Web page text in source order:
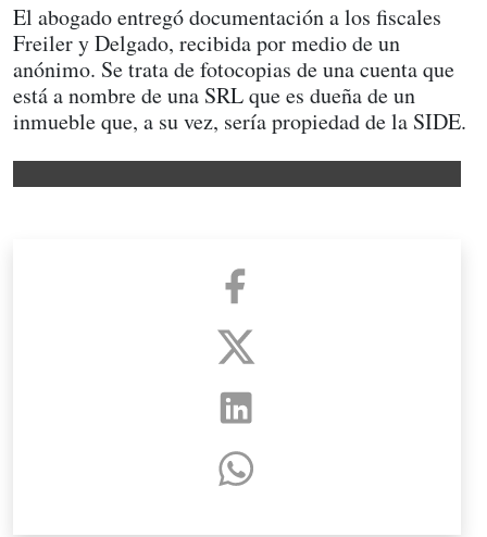
El abogado entregó documentación a los fiscales
Freiler y Delgado, recibida por medio de un
anónimo. Se trata de fotocopias de una cuenta que
está a nombre de una SRL que es dueña de un
inmueble que, a su vez, sería propiedad de la SIDE.